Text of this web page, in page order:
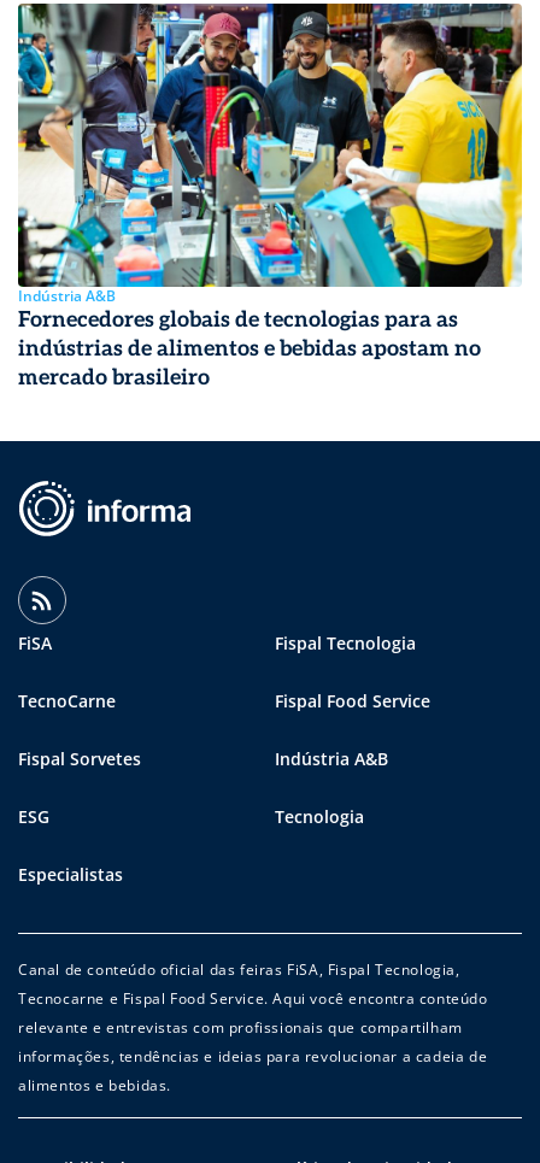
Indústria A&B
Fornecedores globais de tecnologias para as
indústrias de alimentos e bebidas apostam no
mercado brasileiro
FiSA Fispal Tecnologia
TecnoCarne Fispal Food Service
Fispal Sorvetes Indústria A&B
ESG Tecnologia
Especialistas
Canal de conteúdo oficial das feiras FiSA, Fispal Tecnologia,
Tecnocarne e Fispal Food Service. Aqui você encontra conteúdo
relevante e entrevistas com profissionais que compartilham
informações, tendências e ideias para revolucionar a cadeia de
alimentos e bebidas.